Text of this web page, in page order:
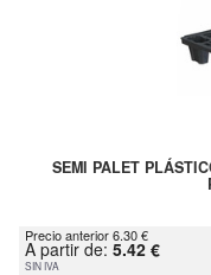
SEMI PALET
Precio anterior 6.30 €
A partir de: 5.42 €
SIN IVA